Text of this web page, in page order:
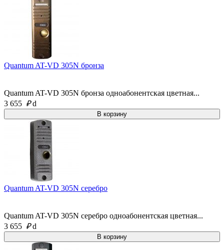
Quantum AT-VD 305N бронза
Quantum AT-VD 305N бронза одноабонентская цветная...
3 655 ₽ d
Quantum AT-VD 305N серебро
Quantum AT-VD 305N серебро одноабонентская цветная...
3 655 ₽ d